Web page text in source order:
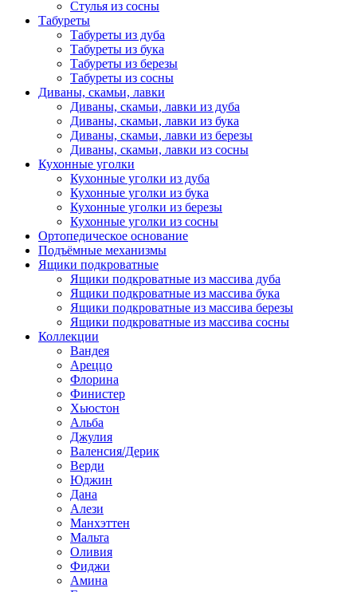
Стулья из сосны
Табуреты
Табуреты из дуба
Табуреты из бука
Табуреты из березы
Табуреты из сосны
Диваны, скамьи, лавки
Диваны, скамьи, лавки из дуба
Диваны, скамьи, лавки из бука
Диваны, скамьи, лавки из березы
Диваны, скамьи, лавки из сосны
Кухонные уголки
Кухонные уголки из дуба
Кухонные уголки из бука
Кухонные уголки из березы
Кухонные уголки из сосны
Ортопедическое основание
Подъёмные механизмы
Ящики подкроватные
Ящики подкроватные из массива дуба
Ящики подкроватные из массива бука
Ящики подкроватные из массива березы
Ящики подкроватные из массива сосны
Коллекции
Вандея
Ареццо
Флорина
Финистер
Хьюстон
Альба
Джулия
Валенсия/Дерик
Верди
Юджин
Дана
Алези
Манхэттен
Мальта
Оливия
Фиджи
Амина